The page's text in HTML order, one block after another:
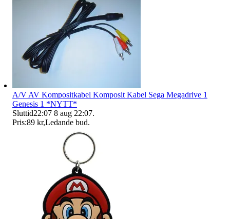
A/V AV Kompositkabel Komposit Kabel Sega Megadrive 1
Genesis 1 *NYTT*
Sluttid22:07 8 aug 22:07.
Pris:89 kr,Ledande bud.